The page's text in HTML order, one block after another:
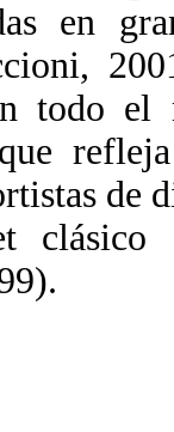
en
todo el
de
clásico